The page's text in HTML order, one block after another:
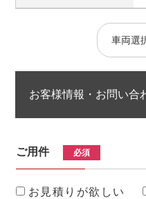
車両選
お客様情報・お問い合
ご用件 必須
お見積りが欲しい